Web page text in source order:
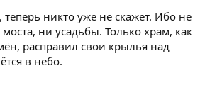
никто уже не скажет. Ибо не
ни усадьбы. Только храм, как
расправил свои крылья над
в небо.